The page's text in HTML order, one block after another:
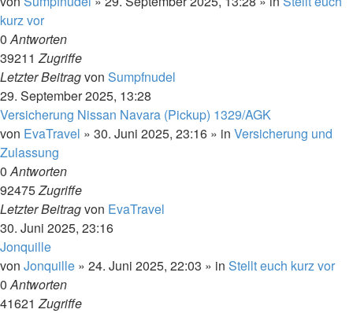
kurz vor
0Antworten
39211Zugriffe
Letzter Beitragvon Sumpfnudel
29. September 2025, 13:28
Versicherung Nissan Navara (Pickup) 1329/AGK
von EvaTravel » 30. Juni 2025, 23:16 » in Versicherung und
Zulassung
0Antworten
92475Zugriffe
Letzter Beitragvon EvaTravel
30. Juni 2025, 23:16
Jonquille
von Jonquille » 24. Juni 2025, 22:03 » in Stellt euch kurz vor
0Antworten
41621Zugriffe